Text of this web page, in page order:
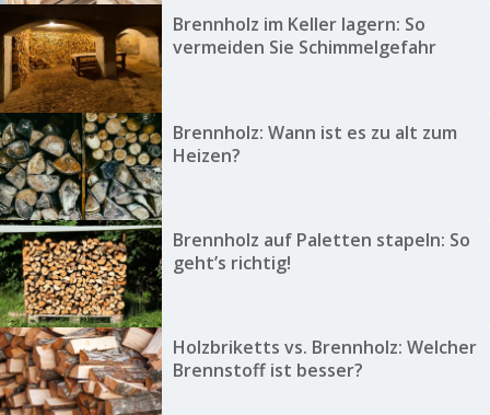
Brennholz im Keller lagern: So
vermeiden Sie Schimmelgefahr
Brennholz: Wann ist es zu alt zum
Heizen?
Brennholz auf Paletten stapeln: So
geht’s richtig!
Holzbriketts vs. Brennholz: Welcher
Brennstoff ist besser?